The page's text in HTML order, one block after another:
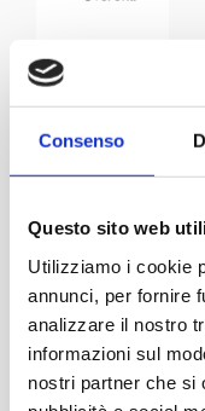
Consenso
Questo sito web
Utilizziamo i cookie
annunci, per fornire
analizzare il nostro
informazioni sul
nostri partner che si